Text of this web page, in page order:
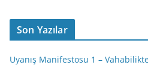
Son Yazılar
Uyanış Manifestosu 1 –